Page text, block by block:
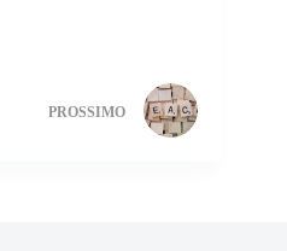
PROSSIMO